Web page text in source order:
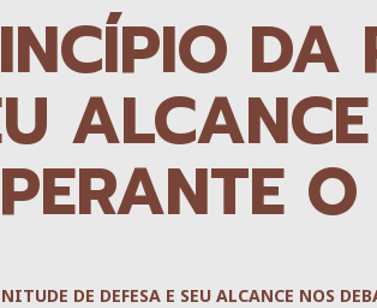
DA
PERANTE
DE DEFESA E SEU ALCANCE NOS